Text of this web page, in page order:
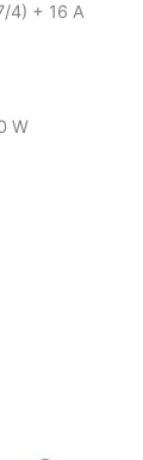
4) + 16 A
W